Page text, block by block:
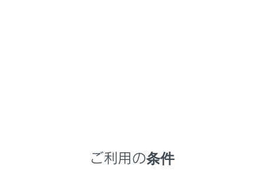
は、ヒューズ切れが考えられます。ヒューズの点検を行
ご利用の条件